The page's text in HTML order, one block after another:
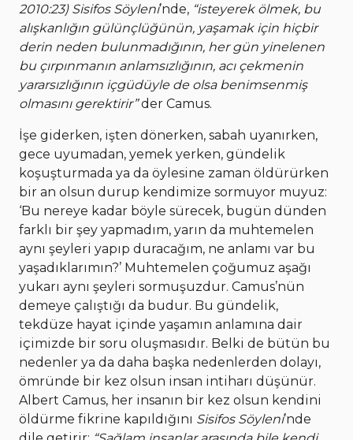
2010:23) Sisifos Söyleni’nde, “isteyerek ölmek, bu
alışkanlığın gülünçlüğünün, yaşamak için hiçbir
derin neden bulunmadığının, her gün yinelenen
bu çırpınmanın anlamsızlığının, acı çekmenin
yararsızlığının içgüdüyle de olsa benimsenmiş
olmasını gerektirir”der Camus.
İşe giderken, işten dönerken, sabah uyanırken,
gece uyumadan, yemek yerken, gündelik
koşuşturmada ya da öylesine zaman öldürürken
bir an olsun durup kendimize sormuyor muyuz:
‘Bu nereye kadar böyle sürecek, bugün dünden
farklı bir şey yapmadım, yarın da muhtemelen
aynı şeyleri yapıp duracağım, ne anlamı var bu
yaşadıklarımın?’ Muhtemelen çoğumuz aşağı
yukarı aynı şeyleri sormuşuzdur. Camus’nün
demeye çalıştığı da budur. Bu gündelik,
tekdüze hayat içinde yaşamın anlamına dair
içimizde bir soru oluşmasıdır. Belki de bütün bu
nedenler ya da daha başka nedenlerden dolayı,
ömründe bir kez olsun insan intiharı düşünür.
Albert Camus, her insanın bir kez olsun kendini
öldürme fikrine kapıldığını Sisifos Söyleni’nde